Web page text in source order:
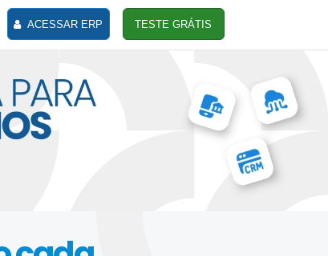
ACESSAR ERP TESTE GRÁTIS